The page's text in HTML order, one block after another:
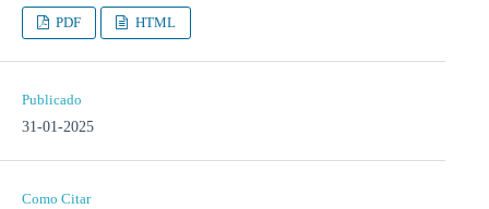
PDF HTML
Publicado
31-01-2025
Como Citar